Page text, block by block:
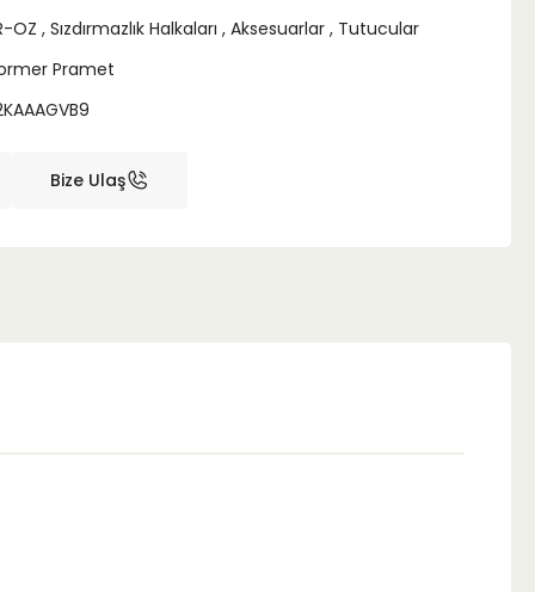
OZ , Sızdırmazlık Halkaları , Aksesuarlar , Tutucular
Pramet
Bize Ulaş